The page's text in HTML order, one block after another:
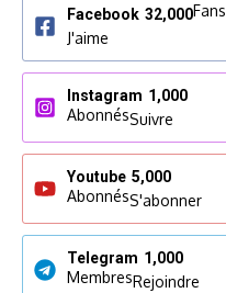
Facebook 32,000Fans
J'aime
Instagram 1,000
AbonnésSuivre
Youtube 5,000
AbonnésS'abonner
Telegram 1,000
MembresRejoindre